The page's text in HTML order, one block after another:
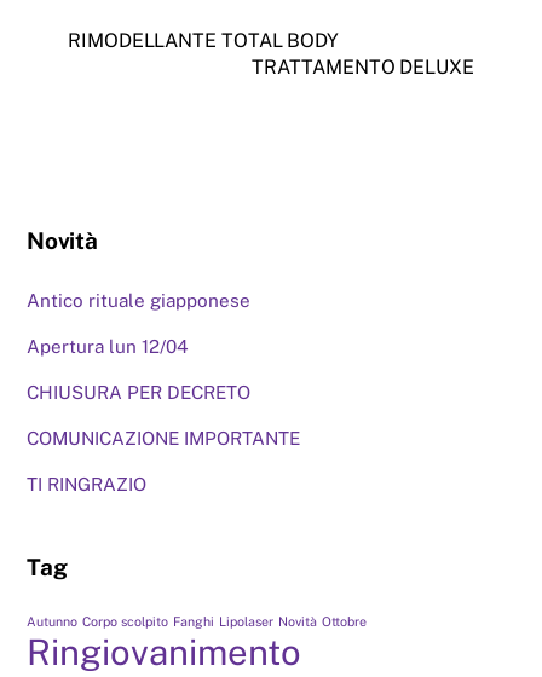
RIMODELLANTE TOTAL BODY
TRATTAMENTO DELUXE
Novità
Antico rituale giapponese
Apertura lun 12/04
CHIUSURA PER DECRETO
COMUNICAZIONE IMPORTANTE
TI RINGRAZIO
Tag
Autunno Corpo scolpito Fanghi Lipolaser Novità Ottobre
Ringiovanimento